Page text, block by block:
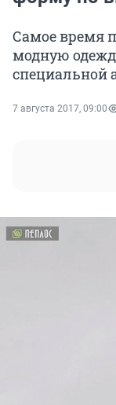
Самое время
модную
специальной
7 августа 2017, 09:00